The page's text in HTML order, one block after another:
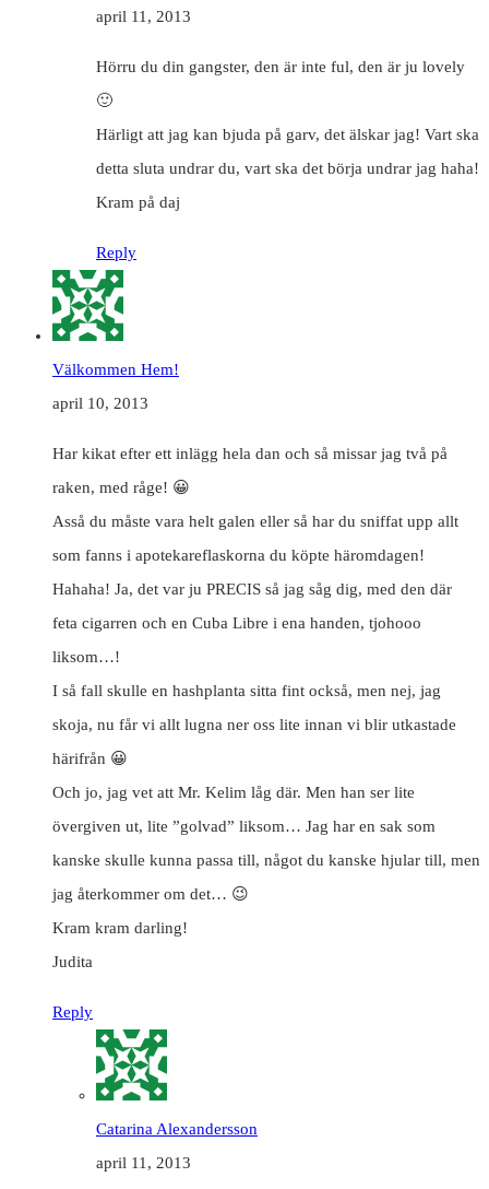
april 11, 2013
Hörru du din gangster, den är inte ful, den är ju lovely
🙂
Härligt att jag kan bjuda på garv, det älskar jag! Vart ska
detta sluta undrar du, vart ska det börja undrar jag haha!
Kram på daj
Reply
Välkommen Hem!
april 10, 2013
Har kikat efter ett inlägg hela dan och så missar jag två på
raken, med råge! 😀
Asså du måste vara helt galen eller så har du sniffat upp allt
som fanns i apotekareflaskorna du köpte häromdagen!
Hahaha! Ja, det var ju PRECIS så jag såg dig, med den där
feta cigarren och en Cuba Libre i ena handen, tjohooo
liksom…!
I så fall skulle en hashplanta sitta fint också, men nej, jag
skoja, nu får vi allt lugna ner oss lite innan vi blir utkastade
härifrån 😀
Och jo, jag vet att Mr. Kelim låg där. Men han ser lite
övergiven ut, lite ”golvad” liksom… Jag har en sak som
kanske skulle kunna passa till, något du kanske hjular till, men
jag återkommer om det… 😉
Kram kram darling!
Judita
Reply
Catarina Alexandersson
april 11, 2013